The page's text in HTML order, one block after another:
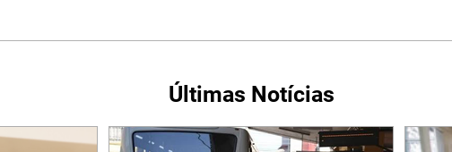
Últimas Notícias